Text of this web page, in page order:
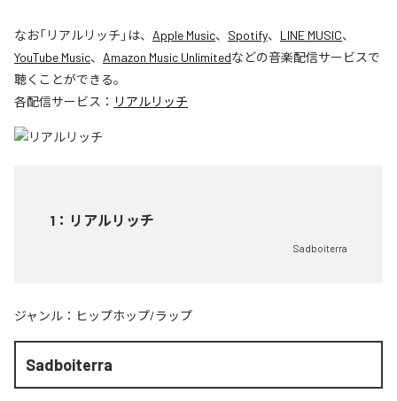
なお「リアルリッチ 」は、 Apple Music、 Spotify、 LINE MUSIC、
YouTube Music、 Amazon Music Unlimitedなどの音楽配信サービスで
聴くことができる。
各配信サービス： リアルリッチ
1 ： リアルリッチ
Sadboiterra
ジャンル： ヒップホップ/ラップ
Sadboiterra